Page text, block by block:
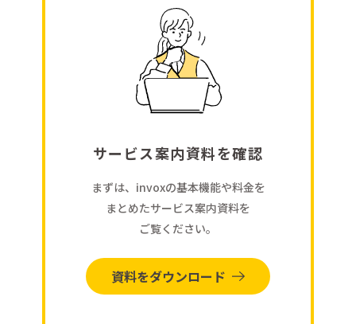
サービス案内資料を確認
まずは、invoxの基本機能や料金を
まとめたサービス案内資料を
ご覧ください。
資料をダウンロード